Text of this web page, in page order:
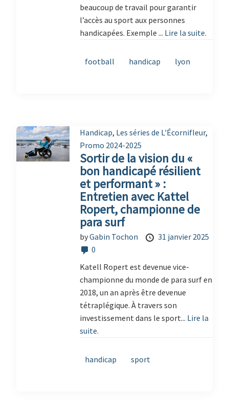
beaucoup de travail pour garantir
l’accès au sport aux personnes
handicapées. Exemple ... Lire la suite.
football handicap lyon
Handicap, Les séries de L'Écornifleur,
Promo 2024-2025
Sortir de la vision du «
bon handicapé résilient
et performant » :
Entretien avec Kattel
Ropert, championne de
para surf
byGabin Tochon
31 janvier 2025
0
Katell Ropert est devenue vice-
championne du monde de para surf en
2018, un an après être devenue
tétraplégique. À travers son
investissement dans le sport... Lire la
suite.
handicap sport